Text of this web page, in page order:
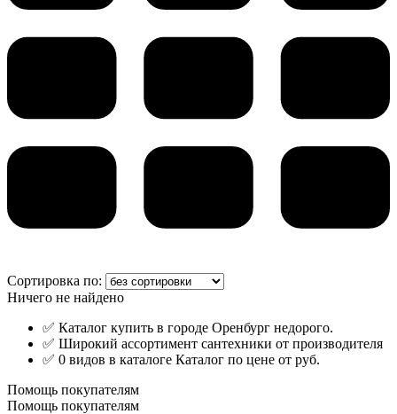
Сортировка по:
Ничего не найдено
✅ Каталог купить в городе Оренбург недорого.
✅ Широкий ассортимент сантехники от производителя
✅ 0 видов в каталоге Каталог по цене от руб.
Помощь покупателям
Помощь покупателям